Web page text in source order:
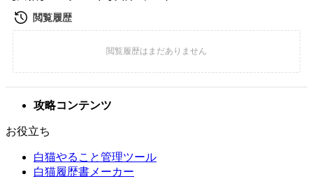
攻略コンテンツ
お役立ち
白猫やること管理ツール
白猫履歴書メーカー